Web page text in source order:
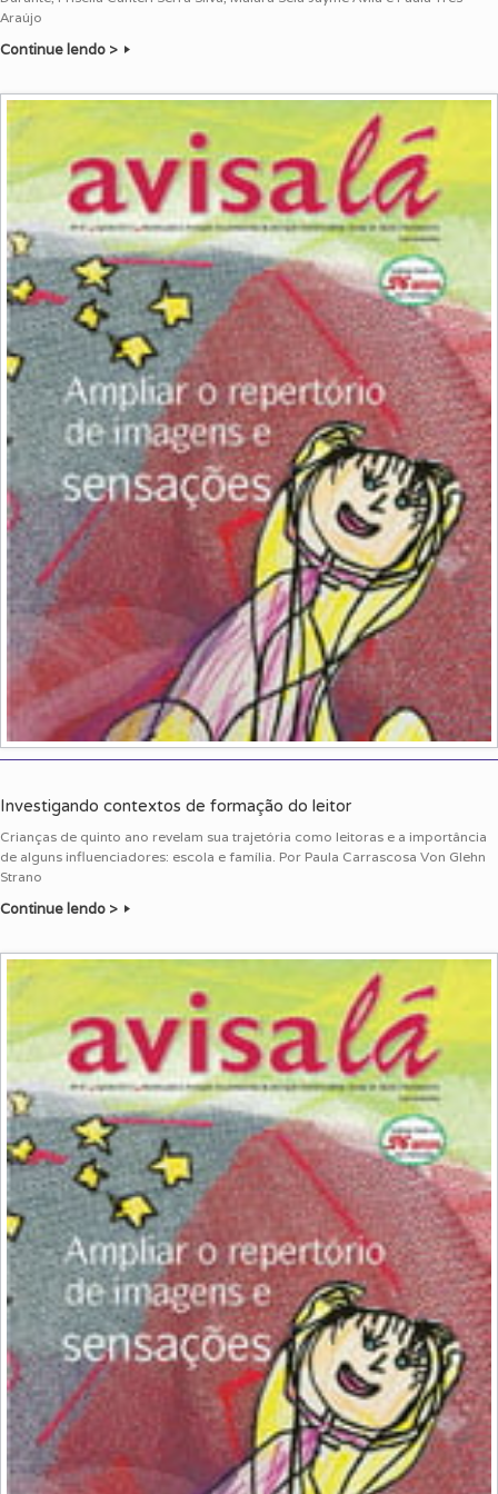
Araújo
Continue lendo >
Investigando contextos de formação do leitor
Crianças de quinto ano revelam sua trajetória como leitoras e a importância
de alguns influenciadores: escola e família. Por Paula Carrascosa Von Glehn
Strano
Continue lendo >